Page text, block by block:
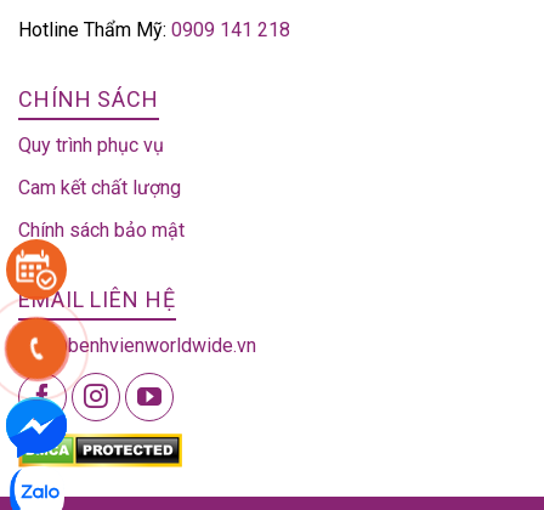
Hotline Thẩm Mỹ: 0909 141 218
CHÍNH SÁCH
Quy trình phục vụ
Cam kết chất lượng
Chính sách bảo mật
EMAIL LIÊN HỆ
info@benhvienworldwide.vn